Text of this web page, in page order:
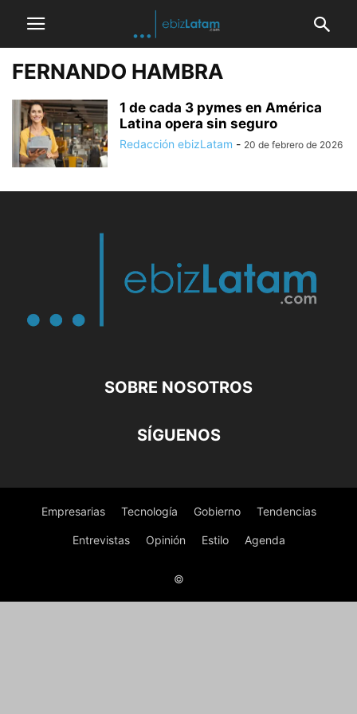
FERNANDO HAMBRA
1 de cada 3 pymes en América
Latina opera sin seguro
Redacción ebizLatam - 20 de febrero de 2026
SOBRE NOSOTROS
SÍGUENOS
Empresarias Tecnología Gobierno Tendencias
Entrevistas Opinión Estilo Agenda
©